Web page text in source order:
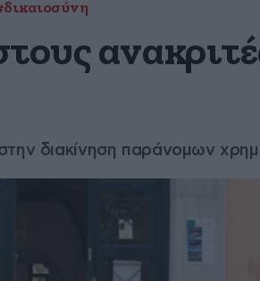
διακίνηση παράνομων